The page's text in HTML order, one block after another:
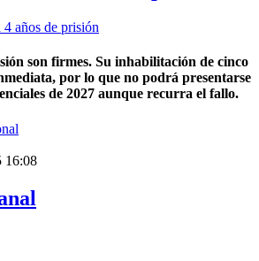
son firmes. Su inhabilitación de cinco
por lo que no podrá presentarse
de 2027 aunque recurra el fallo.
16:08